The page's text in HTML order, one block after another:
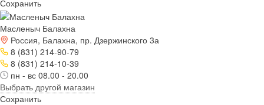
Сохранить
Масленыч Балахна
Россия, Балахна, пр. Дзержинского 3а
8 (831) 214-90-79
8 (831) 214-10-39
пн - вс 08.00 - 20.00
Выбрать другой магазин
Сохранить